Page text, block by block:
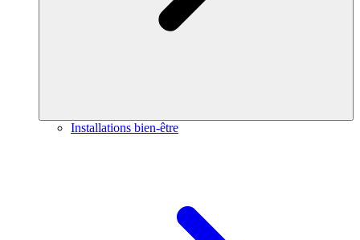
Installations bien-être